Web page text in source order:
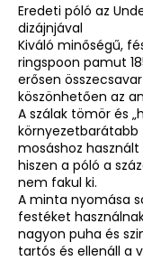
Eredeti póló az
dizájnjával
Kiváló minőségű,
ringspoon pamut
erősen
köszönhetően az
A szálak tömör és
környezetbarátabb
mosáshoz
hiszen a póló a
nem fakul ki.
A minta nyomása
festéket
nagyon puha és
tartós és ellenáll a